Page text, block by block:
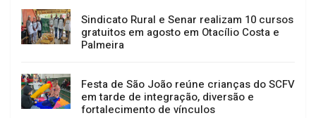
Sindicato Rural e Senar realizam 10 cursos
gratuitos em agosto em Otacílio Costa e
Palmeira
Festa de São João reúne crianças do SCFV
em tarde de integração, diversão e
fortalecimento de vínculos